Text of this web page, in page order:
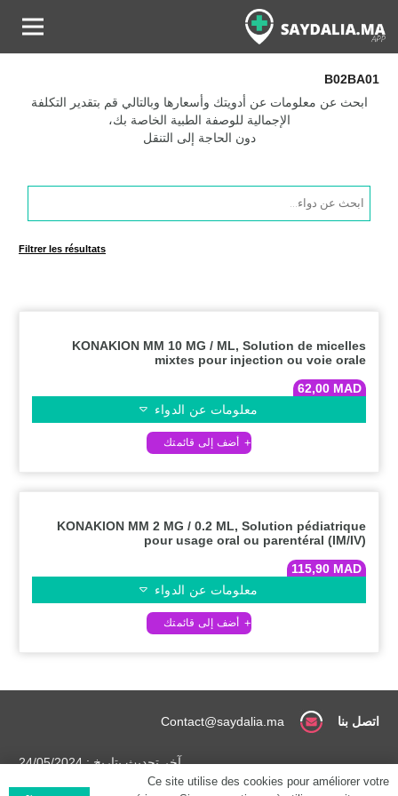
B02BA01
ابحث عن معلومات عن أدويتك وأسعارها وبالتالي قم بتقدير التكلفة
الإجمالية للوصفة الطبية الخاصة بك،
دون الحاجة إلى التنقل
Products
search
Filtrer les résultats
KONAKION MM 10 MG / ML, Solution de micelles
mixtes pour injection ou voie orale
62,00 MAD
معلومات عن الدواء
KONAKION MM 2 MG / 0.2 ML, Solution pédiatrique
pour usage oral ou parentéral (IM/IV)
115,90 MAD
معلومات عن الدواء
اتصل بنا Contact@saydalia.ma
آخر تحديث بتاريخ : 24/05/2024
Ce site utilise des cookies pour améliorer votre